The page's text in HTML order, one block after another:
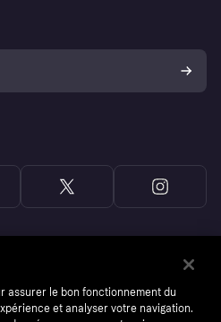
assurer le bon fonctionnement du
et analyser votre navigation.